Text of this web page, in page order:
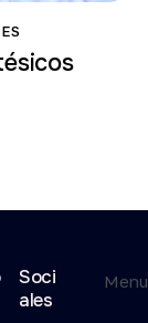
Soci
ales
Menu